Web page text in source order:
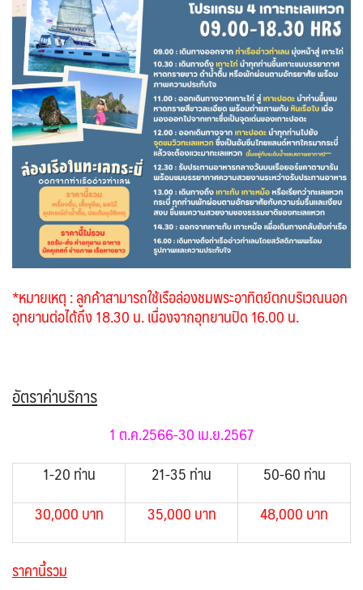
*หมายเหตุ : ลูกค้าสามารถใช้เรือล่องชมพระอาทิตย์ตกบริเวณนอก
อุทยานต่อได้ถึง 18.30 น. เนื่องจากอุทยานปิด 16.00 น.
อัตราค่าบริการ
1 ต.ค.2566-30 เม.ย.2567
1-20 ท่าน
21-35 ท่าน
50-60 ท่าน
30,000 บาท
35,000 บาท 48,000 บาท
ราคานี้รวม